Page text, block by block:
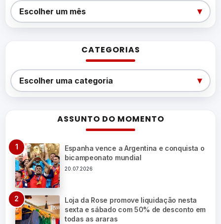
Arquivos
Escolher um mês ▾
CATEGORIAS
Categorias
Escolher uma categoria ▾
ASSUNTO DO MOMENTO
Espanha vence a Argentina e conquista o
bicampeonato mundial
20.07.2026
Loja da Rose promove liquidação nesta
sexta e sábado com 50% de desconto em
todas as araras